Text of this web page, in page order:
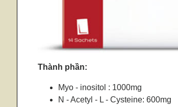
Thành phần:
Myo - inositol : 1000mg
N - Acetyl - L - Cysteine: 600mg